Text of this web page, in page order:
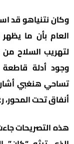
وكان نتنياهو قد
العام بأن ما
لتهريب السلاح من
وجود أدلة
تساحي هنغبي أشار
أنفاق تحت المحور،
هذه التصريحات